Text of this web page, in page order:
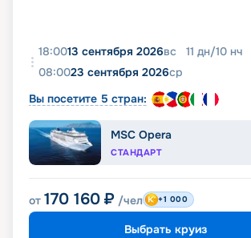
18:0013 сентября 2026вс 11 дн/10 нч
08:0023 сентября 2026ср
Вы посетите 5 стран:
MSC Opera
СТАНДАРТ
от 170 160 ₽ /чел +1 000
Выбрать круиз